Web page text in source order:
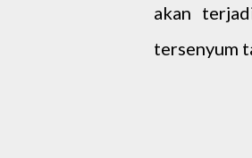
akan
tersenyum